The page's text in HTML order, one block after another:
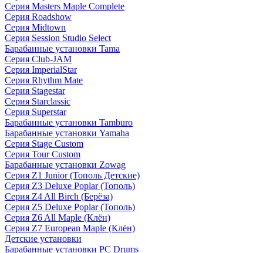
Серия Masters Maple Complete
Серия Roadshow
Серия Midtown
Серия Session Studio Select
Барабанные установки Tama
Серия Club-JAM
Серия ImperialStar
Серия Rhythm Mate
Серия Stagestar
Серия Starclassic
Серия Superstar
Барабанные установки Tamburo
Барабанные установки Yamaha
Серия Stage Custom
Серия Tour Custom
Барабанные установки Zowag
Серия Z1 Junior (Тополь Детские)
Серия Z3 Deluxe Poplar (Тополь)
Серия Z4 All Birch (Берёза)
Серия Z5 Deluxe Poplar (Тополь)
Серия Z6 All Maple (Клён)
Серия Z7 European Maple (Клён)
Детские установки
Барабанные установки PC Drums